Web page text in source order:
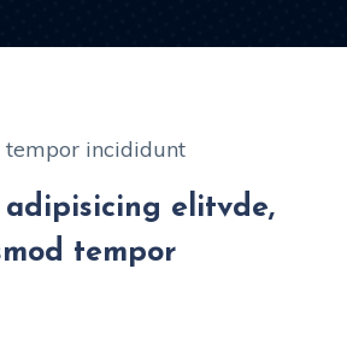
tempor incididunt
adipisicing elitvde,
tempor